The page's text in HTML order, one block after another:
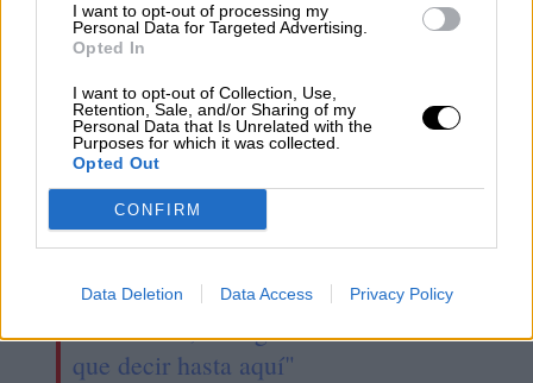
I want to opt-out of processing my
Personal Data for Targeted Advertising.
Opted In
I want to opt-out of Collection, Use,
Retention, Sale, and/or Sharing of my
Personal Data that Is Unrelated with the
Purposes for which it was collected.
Opted Out
CONFIRM
Data Deletion Data Access Privacy Policy
"Los independentistas son
insaciables, en algún momento habra
que decir hasta aquí"